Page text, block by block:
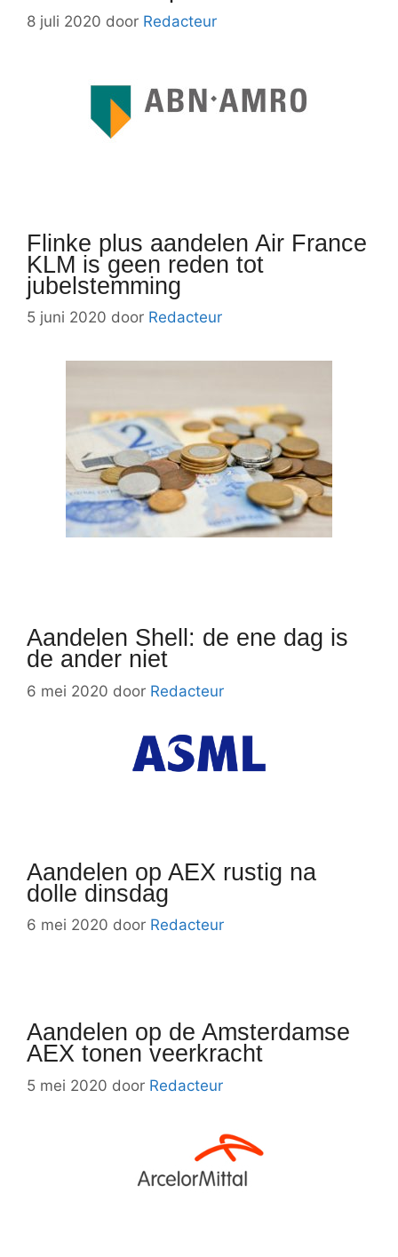
8 juli 2020 door Redacteur
Flinke plus aandelen Air France
KLM is geen reden tot
jubelstemming
5 juni 2020 door Redacteur
Aandelen Shell: de ene dag is
de ander niet
6 mei 2020 door Redacteur
Aandelen op AEX rustig na
dolle dinsdag
6 mei 2020 door Redacteur
Aandelen op de Amsterdamse
AEX tonen veerkracht
5 mei 2020 door Redacteur